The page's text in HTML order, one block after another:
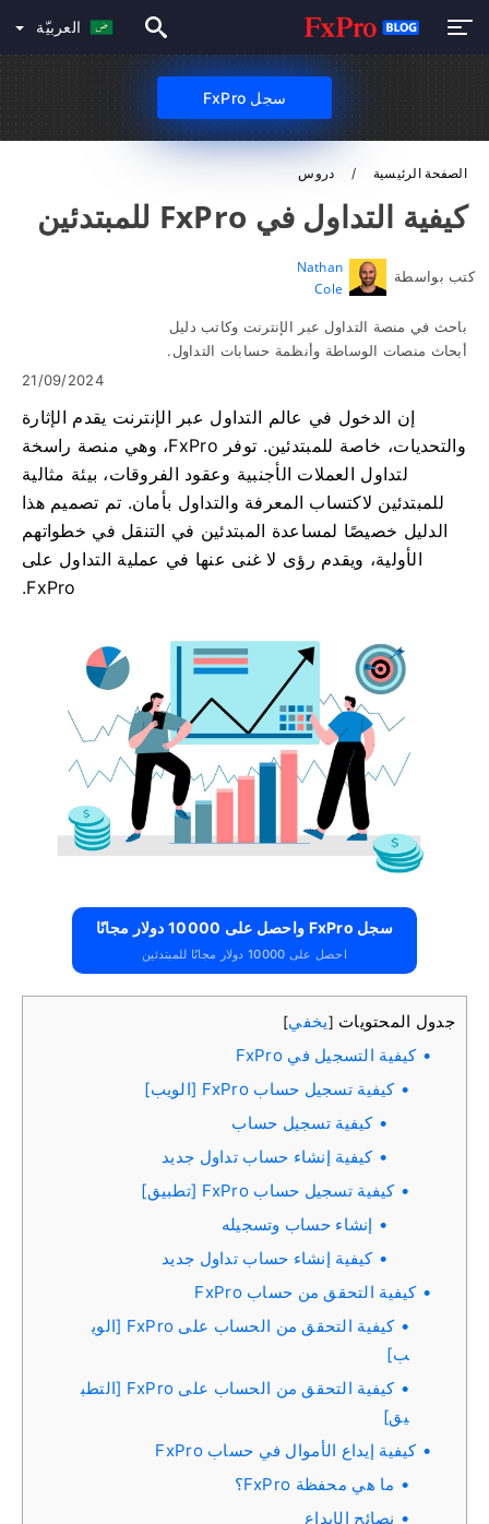
العربيّة
سجل FxPro
الصفحة الرئيسية دروس
كيفية التداول في FxPro للمبتدئين
كتب بواسطة
Nathan
Cole
باحث في منصة التداول عبر الإنترنت وكاتب دليل
أبحاث منصات الوساطة وأنظمة حسابات التداول.
21/09/2024
إن الدخول في عالم التداول عبر الإنترنت يقدم الإثارة
والتحديات، خاصة للمبتدئين. توفر FxPro، وهي منصة راسخة
لتداول العملات الأجنبية وعقود الفروقات، بيئة مثالية
للمبتدئين لاكتساب المعرفة والتداول بأمان. تم تصميم هذا
الدليل خصيصًا لمساعدة المبتدئين في التنقل في خطواتهم
الأولية، ويقدم رؤى لا غنى عنها في عملية التداول على
FxPro.
سجل FxPro واحصل على 10000 دولار مجانًا
احصل على 10000 دولار مجانًا للمبتدئين
جدول المحتويات [يخفي]
كيفية التسجيل في FxPro
كيفية تسجيل حساب FxPro [الويب]
كيفية تسجيل حساب
كيفية إنشاء حساب تداول جديد
كيفية تسجيل حساب FxPro [تطبيق]
إنشاء حساب وتسجيله
كيفية إنشاء حساب تداول جديد
كيفية التحقق من حساب FxPro
كيفية التحقق من الحساب على FxPro [الوي
ب]
كيفية التحقق من الحساب على FxPro [التطب
يق]
كيفية إيداع الأموال في حساب FxPro
ما هي محفظة FxPro؟
نصائح الإيداع